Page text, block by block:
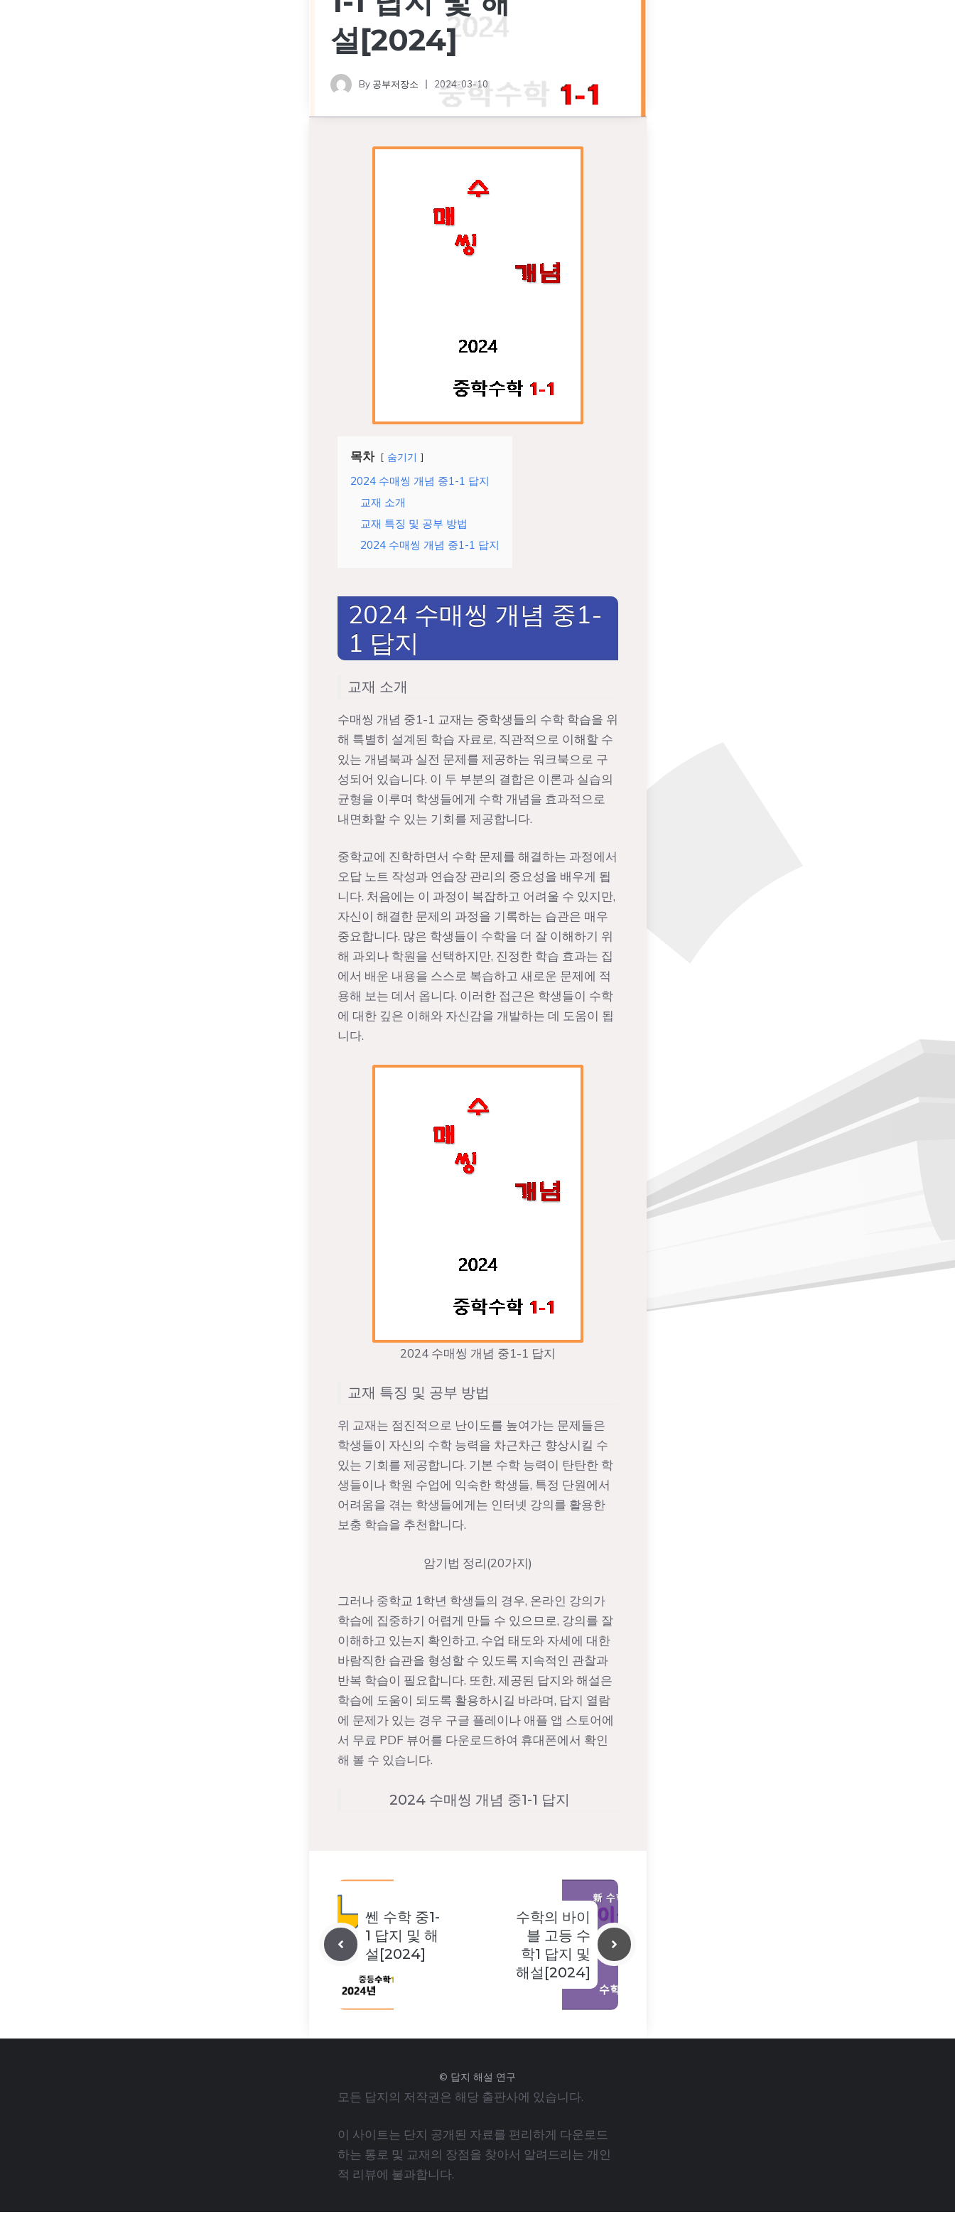
설[2024]
By 공부저장소 2024-03-10
목차 숨기기
2024 수매씽 개념 중1-1 답지
교재 소개
교재 특징 및 공부 방법
2024 수매씽 개념 중1-1 답지
2024 수매씽 개념 중1-
1 답지
교재 소개
수매씽 개념 중1-1 교재는 중학생들의 수학 학습을 위
해 특별히 설계된 학습 자료로, 직관적으로 이해할 수
있는 개념북과 실전 문제를 제공하는 워크북으로 구
성되어 있습니다. 이 두 부분의 결합은 이론과 실습의
균형을 이루며 학생들에게 수학 개념을 효과적으로
내면화할 수 있는 기회를 제공합니다.
중학교에 진학하면서 수학 문제를 해결하는 과정에서
오답 노트 작성과 연습장 관리의 중요성을 배우게 됩
니다. 처음에는 이 과정이 복잡하고 어려울 수 있지만,
자신이 해결한 문제의 과정을 기록하는 습관은 매우
중요합니다. 많은 학생들이 수학을 더 잘 이해하기 위
해 과외나 학원을 선택하지만, 진정한 학습 효과는 집
에서 배운 내용을 스스로 복습하고 새로운 문제에 적
용해 보는 데서 옵니다. 이러한 접근은 학생들이 수학
에 대한 깊은 이해와 자신감을 개발하는 데 도움이 됩
니다.
2024 수매씽 개념 중1-1 답지
교재 특징 및 공부 방법
위 교재는 점진적으로 난이도를 높여가는 문제들은
학생들이 자신의 수학 능력을 차근차근 향상시킬 수
있는 기회를 제공합니다. 기본 수학 능력이 탄탄한 학
생들이나 학원 수업에 익숙한 학생들, 특정 단원에서
어려움을 겪는 학생들에게는 인터넷 강의를 활용한
보충 학습을 추천합니다.
암기법 정리(20가지)
그러나 중학교 1학년 학생들의 경우, 온라인 강의가
학습에 집중하기 어렵게 만들 수 있으므로, 강의를 잘
이해하고 있는지 확인하고, 수업 태도와 자세에 대한
바람직한 습관을 형성할 수 있도록 지속적인 관찰과
반복 학습이 필요합니다. 또한, 제공된 답지와 해설은
학습에 도움이 되도록 활용하시길 바라며, 답지 열람
에 문제가 있는 경우 구글 플레이나 애플 앱 스토어에
서 무료 PDF 뷰어를 다운로드하여 휴대폰에서 확인
해 볼 수 있습니다.
2024 수매씽 개념 중1-1 답지
쎈 수학 중1-
1 답지 및 해
설[2024]
수학의 바이
블 고등 수
학1 답지 및
해설[2024]
© 답지 해설 연구
모든 답지의 저작권은 해당 출판사에 있습니다.
이 사이트는 단지 공개된 자료를 편리하게 다운로드
하는 통로 및 교재의 장점을 찾아서 알려드리는 개인
적 리뷰에 불과합니다.